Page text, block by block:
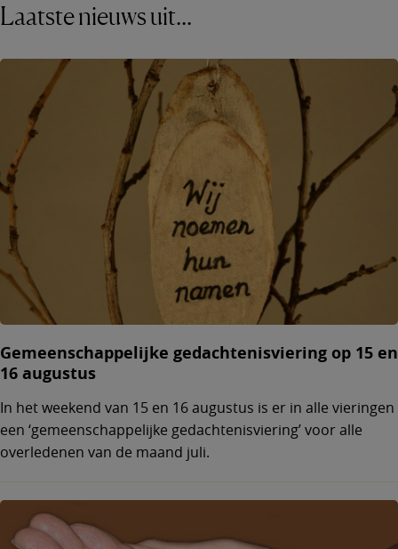
Laatste nieuws uit...
Gemeenschappelijke gedachtenisviering op 15 en
16 augustus
In het weekend van 15 en 16 augustus is er in alle vieringen
een ‘gemeenschappelijke gedachtenisviering’ voor alle
overledenen van de maand juli.